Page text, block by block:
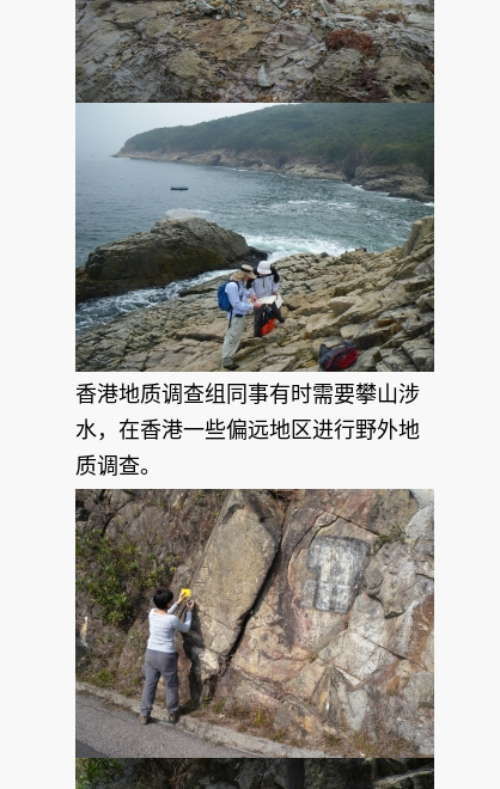
香港地质调查组同事有时需要攀山涉
水，在香港一些偏远地区进行野外地
质调查。